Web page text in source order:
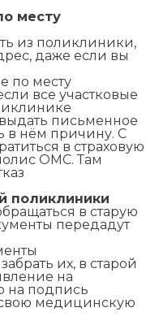
месту
из поликлиники,
даже если вы
по месту
все участковые
письменное
в нём причину. С
в страховую
ОМС. Там
поликлиники
в старую
передадут
их, в старой
на
на подпись
свою медицинскую